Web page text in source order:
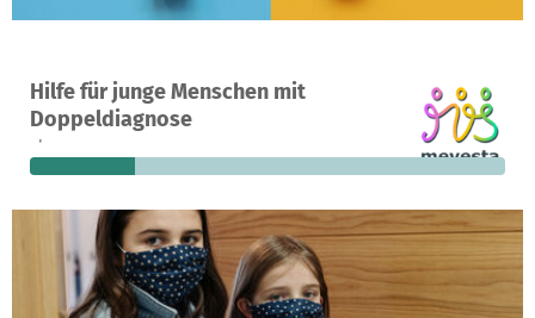
Hilfe für junge Menschen mit
Doppeldiagnose
Ein Projekt in Starzach, Deutschland
45
Spenden
6.161 €
fehlen noch